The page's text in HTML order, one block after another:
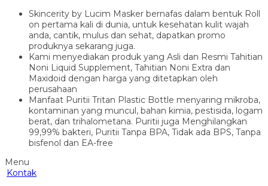
Skincerity by Lucim Masker bernafas dalam bentuk Roll
on pertama kali di dunia, untuk kesehatan kulit wajah
anda, cantik, mulus dan sehat, dapatkan promo
produknya sekarang juga.
Kami menyediakan produk yang Asli dan Resmi Tahitian
Noni Liquid Supplement, Tahitian Noni Extra dan
Maxidoid dengan harga yang ditetapkan oleh
perusahaan
Manfaat Puritii Tritan Plastic Bottle menyaring mikroba,
kontaminan yang muncul, bahan kimia, pestisida, logam
berat, dan trihalometana. Puritii juga Menghilangkan
99,99% bakteri, Puritii Tanpa BPA, Tidak ada BPS, Tanpa
bisfenol dan EA-free
Menu
Kontak